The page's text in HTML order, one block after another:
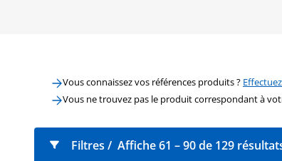
Vous connaissez vos références produits ?
Vous ne trouvez pas le produit correspondant à
Filtres Affiche 61 – 90 de 129